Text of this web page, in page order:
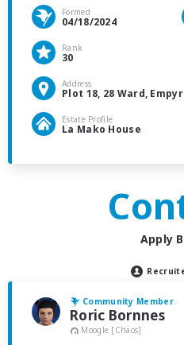
Formed
04/18/2024
Rank
30
Address
Plot 18, 28 Ward,
Estate Profile
La Mako House
Apply
Community Member
Roric Bornnes
Moogle [Chaos]